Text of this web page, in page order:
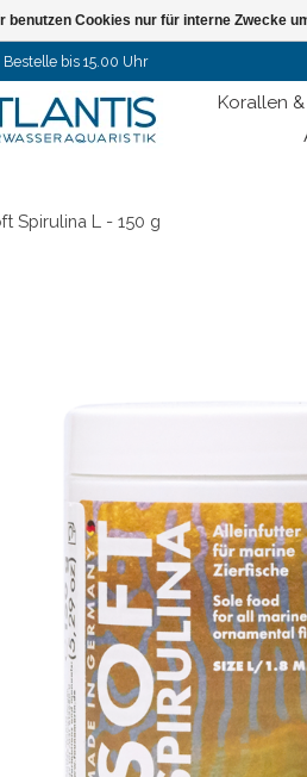
bis 15.00 Uhr
Korallen
Spirulina L - 150 g
benutzen Cookies nur für interne Zwecke